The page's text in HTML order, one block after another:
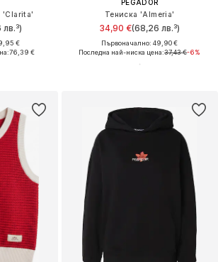
'Clarita'
€
76,39 €
PEGADOR
Тениска 'Almeria'
34,90 €(68,26 лв.³)
Първоначално: 49,90 €
Последна най-ниска цена:37,43 €-6%